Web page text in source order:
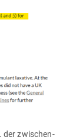
der zwi­schen­